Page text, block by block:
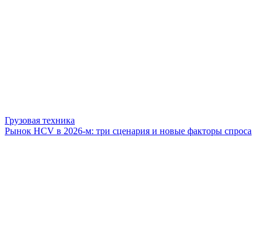
Грузовая техника
Рынок HCV в 2026-м: три сценария и новые факторы спроса